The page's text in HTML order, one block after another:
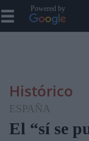
Powered by
Histórico
ESPAÑA
El “sí se